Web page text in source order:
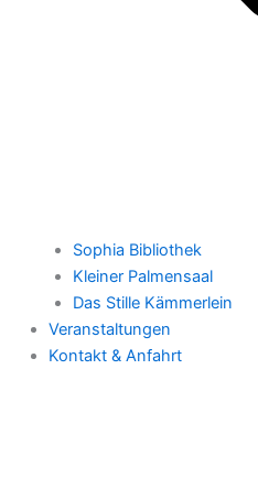
Sophia Bibliothek
Kleiner Palmensaal
Das Stille Kämmerlein
Veranstaltungen
Kontakt & Anfahrt